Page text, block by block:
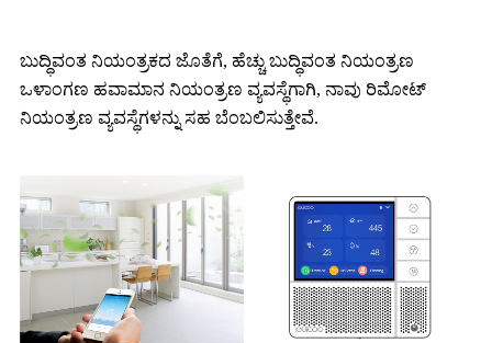
ಬುದ್ಧಿವಂತ ನಿಯಂತ್ರಕದ ಜೊತೆಗೆ, ಹೆಚ್ಚು ಬುದ್ಧಿವಂತ ನಿಯಂತ್ರಣ
ಒಳಾಂಗಣ ಹವಾಮಾನ ನಿಯಂತ್ರಣ ವ್ಯವಸ್ಥೆಗಾಗಿ, ನಾವು ರಿಮೋಟ್
ನಿಯಂತ್ರಣ ವ್ಯವಸ್ಥೆಗಳನ್ನು ಸಹ ಬೆಂಬಲಿಸುತ್ತೇವೆ.